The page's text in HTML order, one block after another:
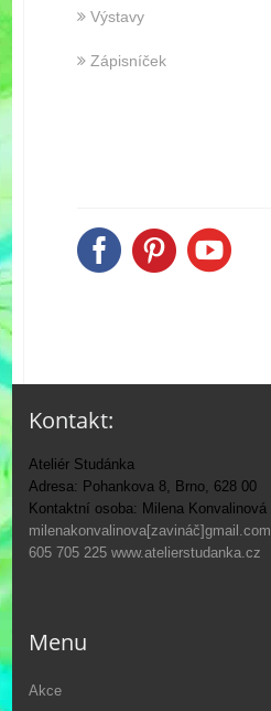
Výstavy
Zápisníček
Kontakt:
Ateliér Studánka
Adresa: Pohankova 8, Brno, 628 00
Kontaktní osoba: Milena Konvalinová
milenakonvalinova[zavináč]gmail.com
605 705 225 www.atelierstudanka.cz
Menu
Akce